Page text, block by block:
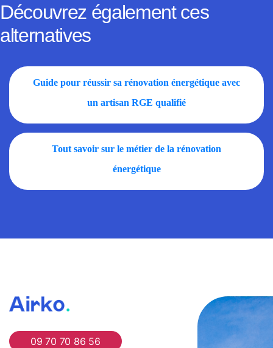
Découvrez également ces
alternatives
Guide pour réussir sa rénovation énergétique avec
un artisan RGE qualifié
Tout savoir sur le métier de la rénovation
énergétique
Airko09 70 70 86 56